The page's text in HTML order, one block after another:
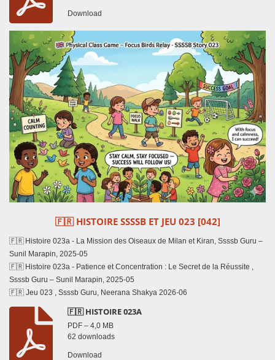
Download
🇫🇷 HISTOIRE SSSSB ET JEU 023 [042]
🇫🇷 Histoire 023a - La Mission des Oiseaux de Milan et Kiran, Ssssb Guru –
Sunil Marapin, 2025-05
🇫🇷 Histoire 023a - Patience et Concentration : Le Secret de la Réussite ,
Ssssb Guru – Sunil Marapin, 2025-05
🇫🇷 Jeu 023 , Ssssb Guru, Neerana Shakya 2026-06
🇫🇷 HISTOIRE 023A
PDF – 4,0 MB
62 downloads
Download